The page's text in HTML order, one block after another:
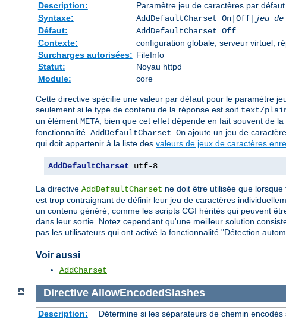
Description: Paramètre jeu de caractères par
Syntaxe:
AddDefaultCharset On|Off|
jeu
Défaut:
AddDefaultCharset Off
Contexte:
configuration globale, serveur virtuel,
Surcharges autorisées: FileInfo
Statut:
Noyau httpd
Module:
core
Cette directive spécifie une valeur par défaut pour le paramètre
seulement si le type de contenu de la réponse est soit text/
un élément META, bien que cet effet dépende en fait souvent de
fonctionnalité. AddDefaultCharset On ajoute un jeu de
qui doit appartenir à la liste des valeurs de jeux de caractères
AddDefaultCharset utf-8
La directive AddDefaultCharset ne doit être utilisée que
est trop contraignant de définir leur jeu de caractères
un contenu généré, comme les scripts CGI hérités qui peuvent
dans leur sortie. Notez cependant qu'une meilleur solution
pas les utilisateurs qui ont activé la fonctionnalité "Détection
Voir aussi
AddCharset
Directive AllowEncodedSlashes
Description:
Détermine si les séparateurs de chemin